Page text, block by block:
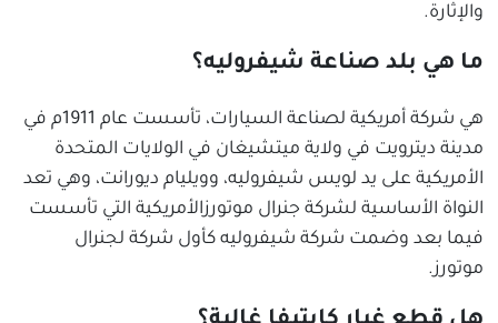
والإثارة.
ما هي بلد صناعة شيفروليه؟
هي شركة أمريكية لصناعة السيارات، تأسست عام 1911م في
مدينة ديترويت في ولاية ميتشيغان في الولايات المتحدة
الأمريكية على يد لويس شيفروليه، وويليام ديورانت، وهي تعد
النواة الأساسية لشركة جنرال موتورزالأمريكية التي تأسست
فيما بعد وضمت شركة شيفروليه كأول شركة لجنرال
موتورز.